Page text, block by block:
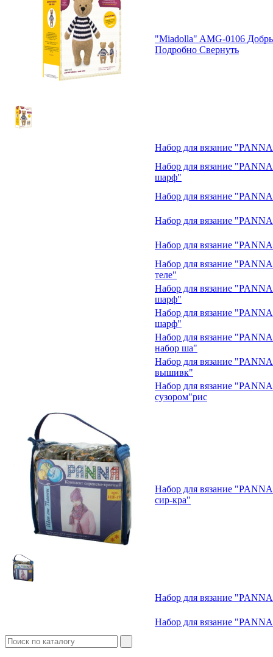
"Miadolla" AMG-0106
Подробно Свернуть
Набор для вязание
Набор для вязание
шарф"
Набор для вязание
Набор для вязание
Набор для вязание
Набор для вязание
теле"
Набор для вязание
шарф"
Набор для вязание
шарф"
Набор для вязание
набор ша"
Набор для вязание
вышивк"
Набор для вязание
сузором"рис
Набор для вязание
сир-кра"
Набор для вязание
Набор для вязание